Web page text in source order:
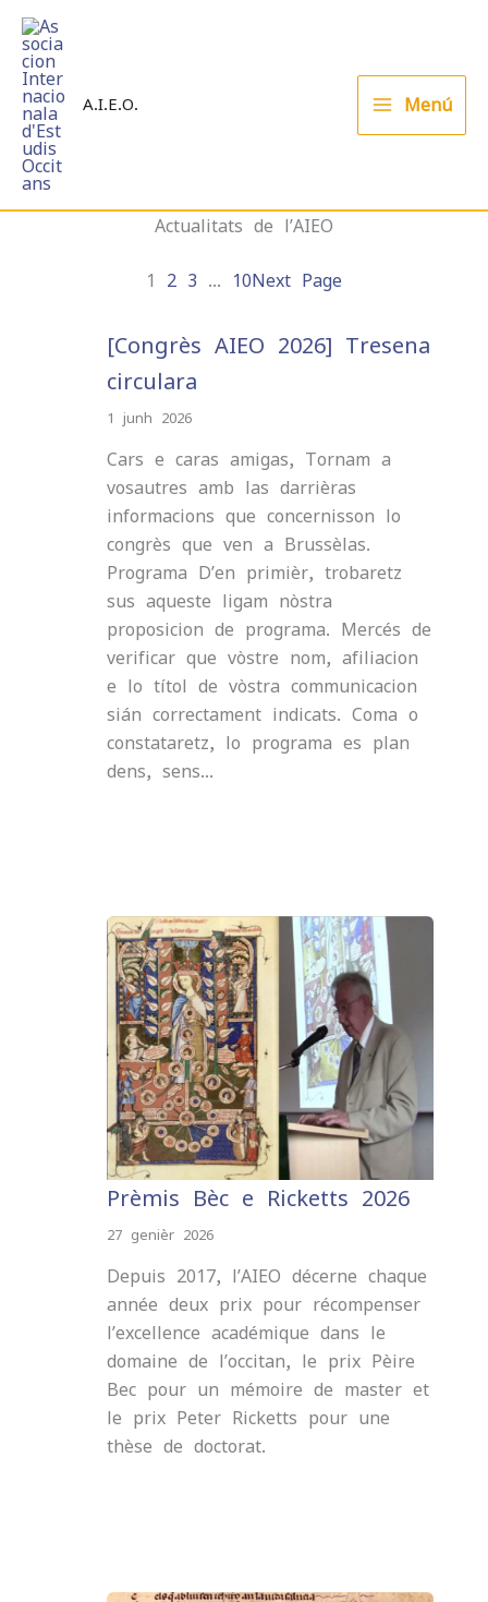
content
A.I.E.O. Menú
Actualitats de l’AIEO
1 2 3 10 Next Page
[Congrès AIEO 2026] Tresena
circulara
1 junh 2026
Cars e caras amigas, Tornam a
vosautres amb las darrièras
informacions que concernisson lo
congrès que ven a Brussèlas.
Programa D’en primièr, trobaretz
sus aqueste ligam nòstra
proposicion de programa. Mercés de
verificar que vòstre nom, afiliacion
e lo títol de vòstra communicacion
sián correctament indicats. Coma o
constataretz, lo programa es plan
dens, sens…
Prèmis Bèc e Ricketts 2026
27 genièr 2026
Depuis 2017, l’AIEO décerne chaque
année deux prix pour récompenser
l’excellence académique dans le
domaine de l’occitan, le prix Pèire
Bec pour un mémoire de master et
le prix Peter Ricketts pour une
thèse de doctorat.